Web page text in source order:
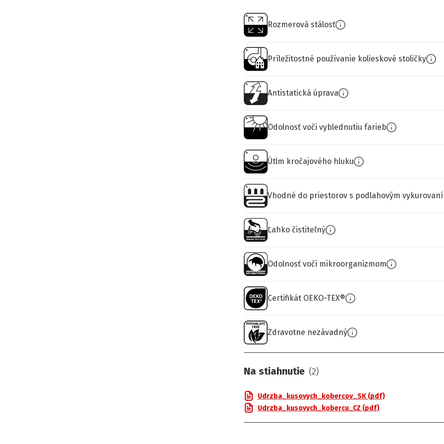
Rozmerová stálosť
Príležitostné používanie kolieskové stoličky
Antistatická úprava
Odolnosť voči vyblednutiu farieb
Útlm kročajového hluku
Vhodné do priestorov s podlahovým
Ľahko čistiteľný
Odolnosť voči mikroorganizmom
Certifikát OEKO-TEX®
Zdravotne nezávadný
Na stiahnutie (2)
Udrzba_kusovych_kobercov_SK (pdf)
Udrzba_kusovych_kobercu_CZ (pdf)